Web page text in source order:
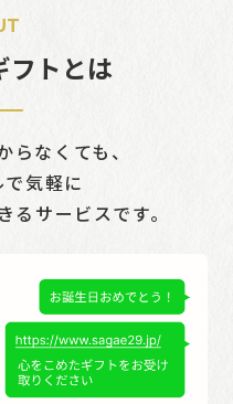
フトとは
らなくても、
気軽に
るサービスです。